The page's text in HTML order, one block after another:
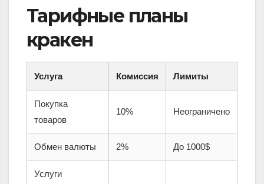
Тарифные планы
кракен
Услуга Комиссия Лимиты
Покупка
товаров
10% Неограничено
Обмен валюты 2% До 1000$
Услуги